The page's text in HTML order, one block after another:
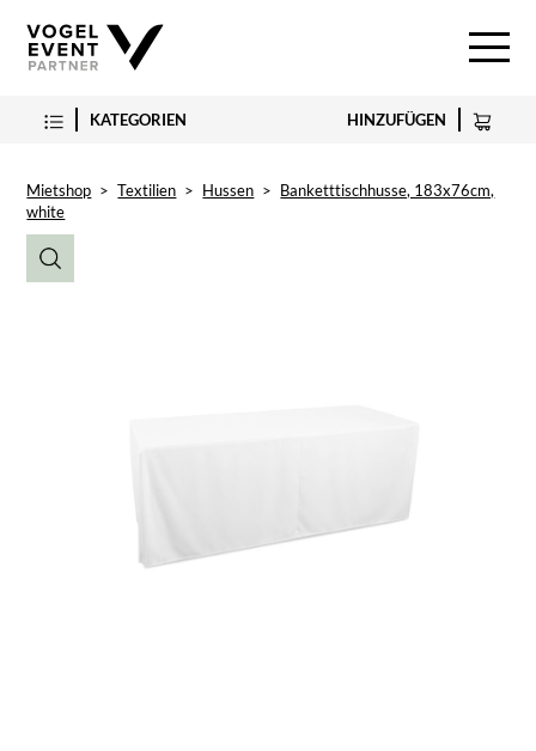
KATEGORIEN HINZUFÜGEN
Mietshop > Textilien > Hussen > Banketttischhusse, 183x76cm,
white